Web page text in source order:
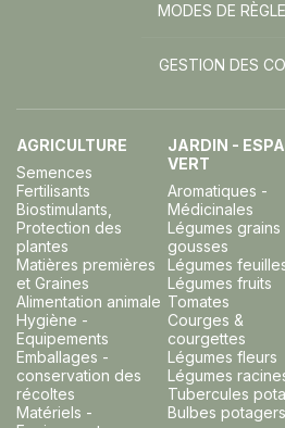
MODES DE
GESTION DES
AGRICULTURE
Semences
Fertilisants
Biostimulants,
Protection des
plantes
Matières premières
et Graines
Alimentation animale
Hygiène -
Equipements
Emballages -
conservation des
récoltes
Matériels -
JARDIN -
VERT
Aromatiques -
Médicinales
Légumes grains
gousses
Légumes
Légumes fruits
Tomates
Courges &
courgettes
Légumes fleurs
Légumes
Tubercules
Bulbes potagers